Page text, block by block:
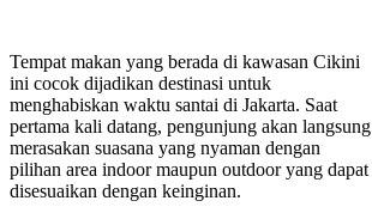
Tempat makan yang berada di kawasan Cikini
ini cocok dijadikan destinasi untuk
menghabiskan waktu santai di Jakarta. Saat
pertama kali datang, pengunjung akan langsung
merasakan suasana yang nyaman dengan
pilihan area indoor maupun outdoor yang dapat
disesuaikan dengan keinginan.